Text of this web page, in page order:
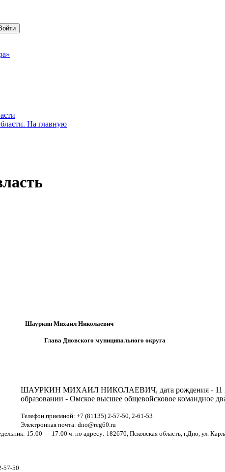
Шауркин Михаил Николаевич
Глава Дновского муниципального округа
ШАУРКИН МИХАИЛ НИКОЛАЕВИЧ, дата рождения - 11
образовании - Омское высшее общевойсковое командное
Телефон приемной: +7 (81135) 2-57-50, 2-61-53
Электронная почта: dno@reg60.ru
15:00 — 17:00 ч. по адресу: 182670, Псковская область, г.Дно, ул.
57-50